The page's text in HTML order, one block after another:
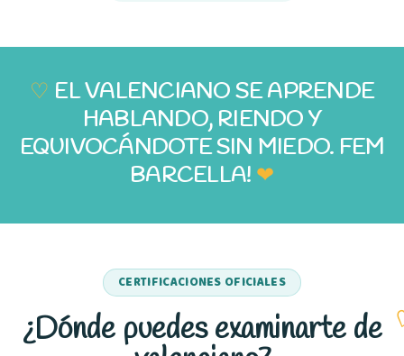
♡ EL VALENCIANO SE APRENDE
HABLANDO, RIENDO Y
EQUIVOCÁNDOTE SIN MIEDO. FEM
BARCELLA! ❤
CERTIFICACIONES OFICIALES
¿Dónde puedes examinarte de